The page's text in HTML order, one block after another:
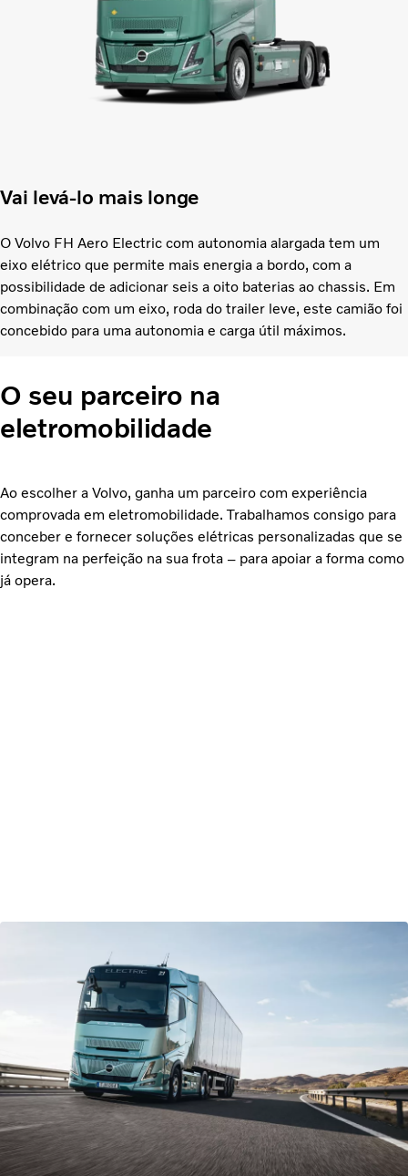
Vai levá-lo mais longe
O Volvo FH Aero Electric com autonomia alargada tem um
eixo elétrico que permite mais energia a bordo, com a
possibilidade de adicionar seis a oito baterias ao chassis. Em
combinação com um eixo, roda do trailer leve, este camião foi
concebido para uma autonomia e carga útil máximos.
O seu parceiro na
eletromobilidade
Ao escolher a Volvo, ganha um parceiro com experiência
comprovada em eletromobilidade. Trabalhamos consigo para
conceber e fornecer soluções elétricas personalizadas que se
integram na perfeição na sua frota – para apoiar a forma como
já opera.